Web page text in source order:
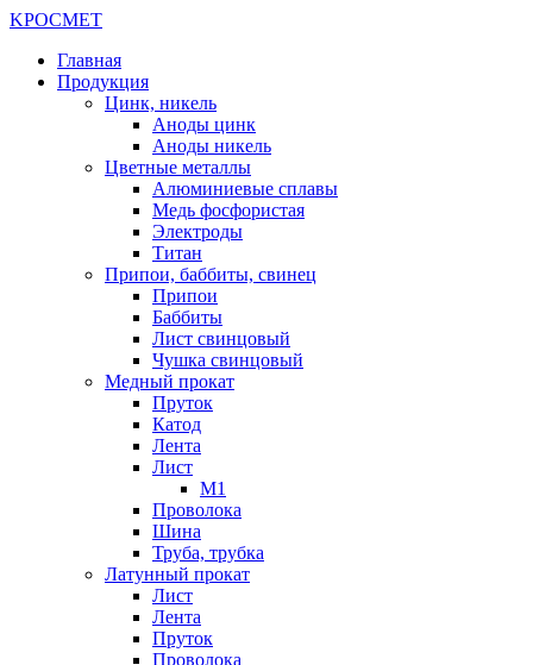
KРОСМЕТ
Главная
Продукция
Цинк, никель
Аноды цинк
Аноды никель
Цветные металлы
Алюминиевые сплавы
Медь фосфористая
Электроды
Титан
Припои, баббиты, свинец
Припои
Баббиты
Лист свинцовый
Чушка свинцовый
Медный прокат
Пруток
Катод
Лента
Лист
М1
Проволока
Шина
Труба, трубка
Латунный прокат
Лист
Лента
Пруток
Проволока